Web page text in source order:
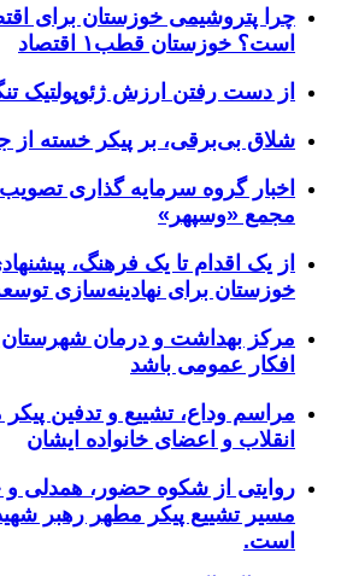
چرا پتروشیمی خوزستان برای
است؟ خوزستان قطب۱ اقتصاد
از دست رفتن ارزش ژئوپولتیک
شلاق‌ بی‌برقی، بر پیکر خسته‌ از
مجمع «وسپهر»
از یک اقدام تا یک فرهنگ،
خوزستان برای نهادینه‌سازی
مرکز بهداشت و درمان شهرستان
افکار عمومی باشد
مراسم وداع، تشییع و تدفین
انقلاب و اعضای خانواده ایشان
روایتی از شکوه حضور، همدلی
مسیر تشییع پیکر مطهر رهبر
است.